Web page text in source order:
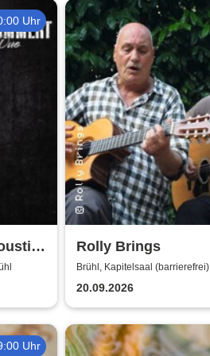
Uhr
Rolly Brings
Brühl, Kapitelsaal (barrierefrei)
20.09.2026
Uhr